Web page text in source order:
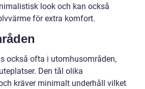
look och kan också
för extra komfort.
också ofta i utomhusområden,
Den tål olika
kräver minimalt underhåll vilket